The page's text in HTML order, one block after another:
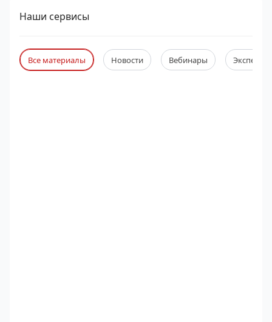
Наши сервисы
Все материалы Новости Вебинары